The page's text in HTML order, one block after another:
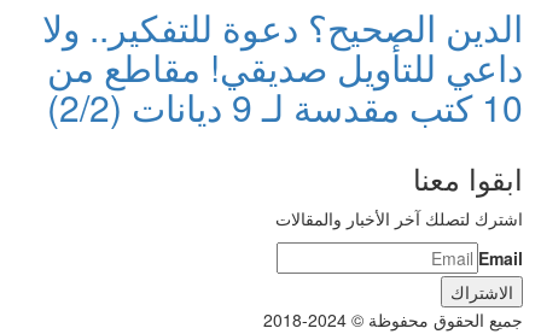
الدين الصحيح؟ دعوة للتفكير.. ولا
داعي للتأويل صديقي! مقاطع من
10 كتب مقدسة لـ 9 ديانات (2/2)
ابقوا معنا
اشترك لتصلك آخر الأخبار والمقالات
Email
جميع الحقوق محفوظة © 2024-2018